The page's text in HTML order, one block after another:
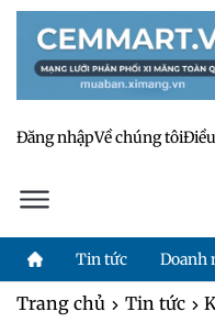
Đăng nhậpVề chúng tôi
Tin tức Doanh
Trang chủ Tin tức